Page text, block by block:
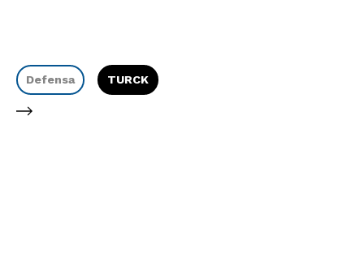
Defensa TURCK